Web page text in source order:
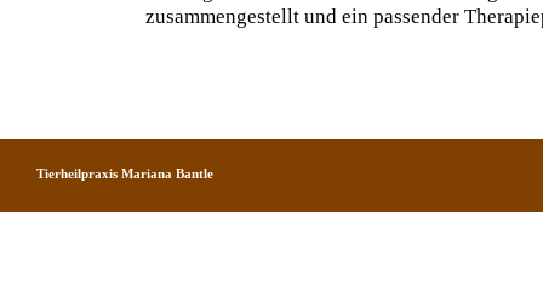
zusammengestellt und ein passender
Tierheilpraxis Mariana Bantle